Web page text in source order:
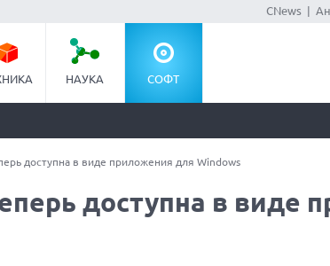
CNews
НАУКА СОФТ
доступна в виде приложения для Windows
доступна в виде